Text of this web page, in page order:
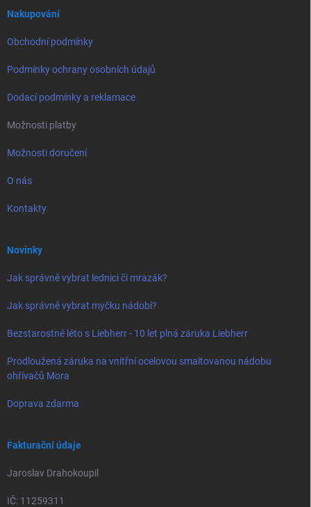
Nakupování
Obchodní podmínky
Podmínky ochrany osobních údajů
Dodací podmínky a reklamace
Možnosti platby
Možnosti doručení
O nás
Kontakty
Novinky
Jak správně vybrat lednici či mrazák?
Jak správně vybrat myčku nádobí?
Bezstarostné léto s Liebherr - 10 let plná záruka Liebherr
Prodloužená záruka na vnitřní ocelovou smaltovanou nádobu
ohřívačů Mora
Doprava zdarma
Fakturační údaje
Jaroslav Drahokoupil
IČ: 11259311